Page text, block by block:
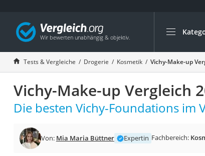
Die
Drogerie
Inhalator
Rollator
Tests & Vergleiche Drogerie Kosmetik Vichy-Make-up
Vichy-Make-up Vergleich
Die besten Vichy-Foundations im
Von: Mia Maria Büttner Expertin Fachbereich: